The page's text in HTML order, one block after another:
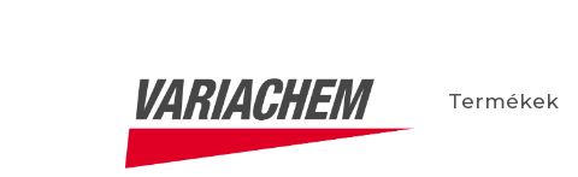
Termékek